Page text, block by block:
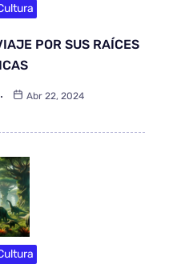
POR SUS RAÍCES
Abr 22, 2024